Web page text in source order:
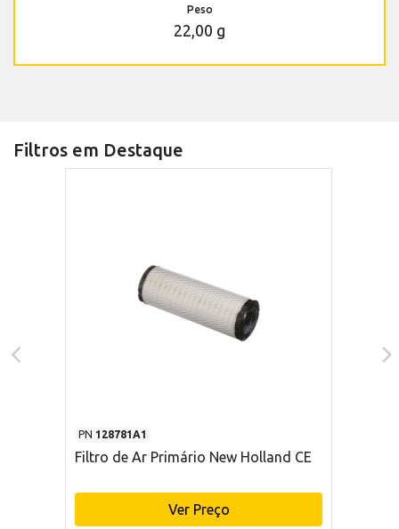
Peso
22,00 g
Filtros em Destaque
PN 128781A1
Filtro de Ar Primário New Holland CE
Ver Preço